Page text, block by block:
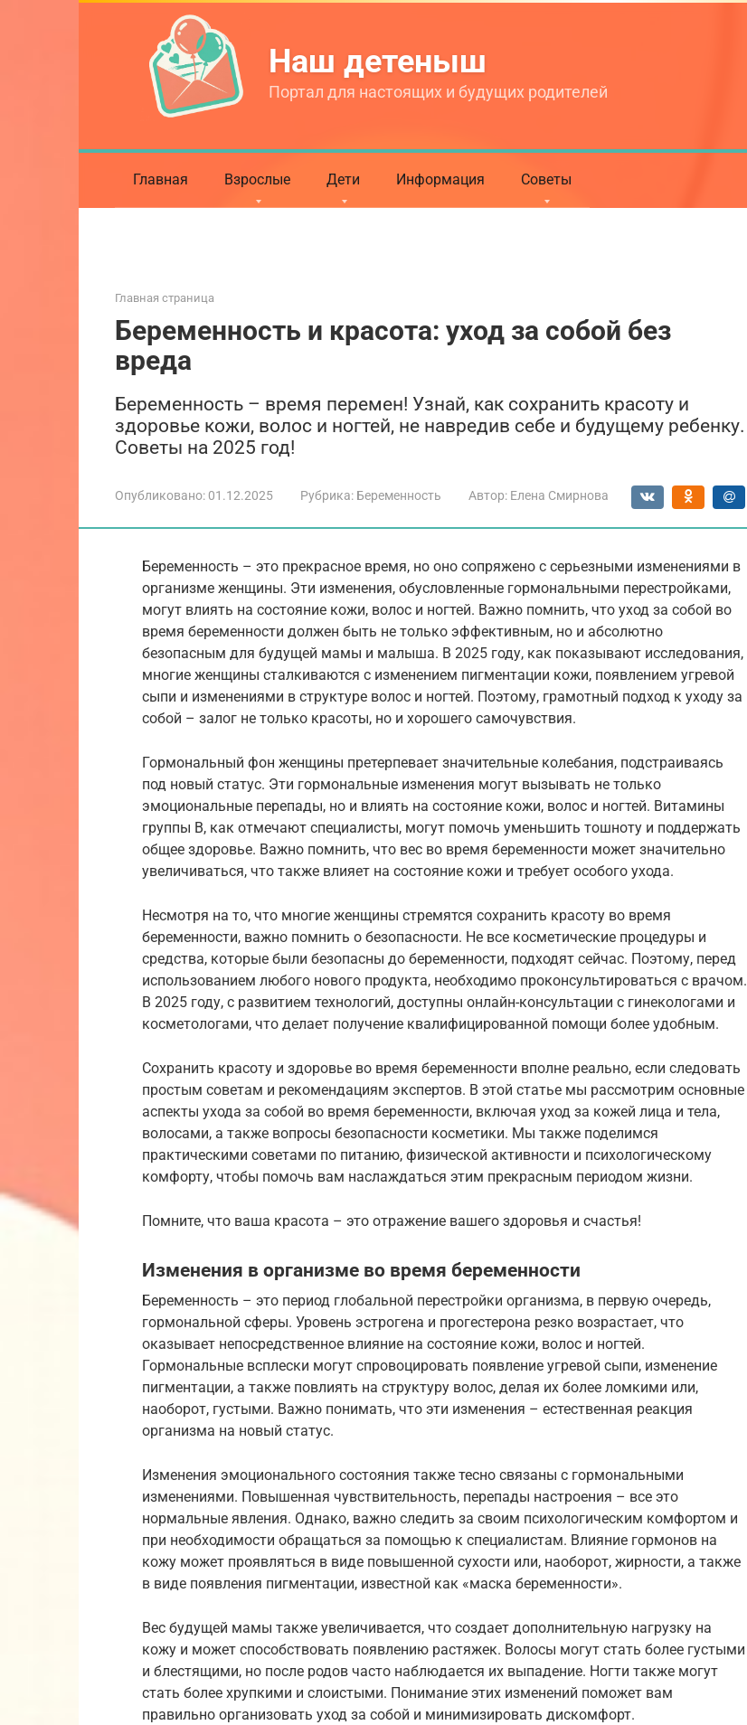
Наш детеныш
Портал для настоящих и будущих родителей
Главная Взрослые Дети Информация Советы
Главная страница
Беременность и красота: уход за собой без
вреда
Беременность – время перемен! Узнай, как сохранить красоту и
здоровье кожи, волос и ногтей, не навредив себе и будущему ребенку.
Советы на 2025 год!
Опубликовано: 01.12.2025 Рубрика: Беременность Автор: Елена Смирнова
Беременность – это прекрасное время, но оно сопряжено с серьезными изменениями в
организме женщины. Эти изменения, обусловленные гормональными перестройками,
могут влиять на состояние кожи, волос и ногтей. Важно помнить, что уход за собой во
время беременности должен быть не только эффективным, но и абсолютно
безопасным для будущей мамы и малыша. В 2025 году, как показывают исследования,
многие женщины сталкиваются с изменением пигментации кожи, появлением угревой
сыпи и изменениями в структуре волос и ногтей. Поэтому, грамотный подход к уходу за
собой – залог не только красоты, но и хорошего самочувствия.
Гормональный фон женщины претерпевает значительные колебания, подстраиваясь
под новый статус. Эти гормональные изменения могут вызывать не только
эмоциональные перепады, но и влиять на состояние кожи, волос и ногтей. Витамины
группы В, как отмечают специалисты, могут помочь уменьшить тошноту и поддержать
общее здоровье. Важно помнить, что вес во время беременности может значительно
увеличиваться, что также влияет на состояние кожи и требует особого ухода.
Несмотря на то, что многие женщины стремятся сохранить красоту во время
беременности, важно помнить о безопасности. Не все косметические процедуры и
средства, которые были безопасны до беременности, подходят сейчас. Поэтому, перед
использованием любого нового продукта, необходимо проконсультироваться с врачом.
В 2025 году, с развитием технологий, доступны онлайн-консультации с гинекологами и
косметологами, что делает получение квалифицированной помощи более удобным.
Сохранить красоту и здоровье во время беременности вполне реально, если следовать
простым советам и рекомендациям экспертов. В этой статье мы рассмотрим основные
аспекты ухода за собой во время беременности, включая уход за кожей лица и тела,
волосами, а также вопросы безопасности косметики. Мы также поделимся
практическими советами по питанию, физической активности и психологическому
комфорту, чтобы помочь вам наслаждаться этим прекрасным периодом жизни.
Помните, что ваша красота – это отражение вашего здоровья и счастья!
Изменения в организме во время беременности
Беременность – это период глобальной перестройки организма, в первую очередь,
гормональной сферы. Уровень эстрогена и прогестерона резко возрастает, что
оказывает непосредственное влияние на состояние кожи, волос и ногтей.
Гормональные всплески могут спровоцировать появление угревой сыпи, изменение
пигментации, а также повлиять на структуру волос, делая их более ломкими или,
наоборот, густыми. Важно понимать, что эти изменения – естественная реакция
организма на новый статус.
Изменения эмоционального состояния также тесно связаны с гормональными
изменениями. Повышенная чувствительность, перепады настроения – все это
нормальные явления. Однако, важно следить за своим психологическим комфортом и
при необходимости обращаться за помощью к специалистам. Влияние гормонов на
кожу может проявляться в виде повышенной сухости или, наоборот, жирности, а также
в виде появления пигментации, известной как «маска беременности».
Вес будущей мамы также увеличивается, что создает дополнительную нагрузку на
кожу и может способствовать появлению растяжек. Волосы могут стать более густыми
и блестящими, но после родов часто наблюдается их выпадение. Ногти также могут
стать более хрупкими и слоистыми. Понимание этих изменений поможет вам
правильно организовать уход за собой и минимизировать дискомфорт.